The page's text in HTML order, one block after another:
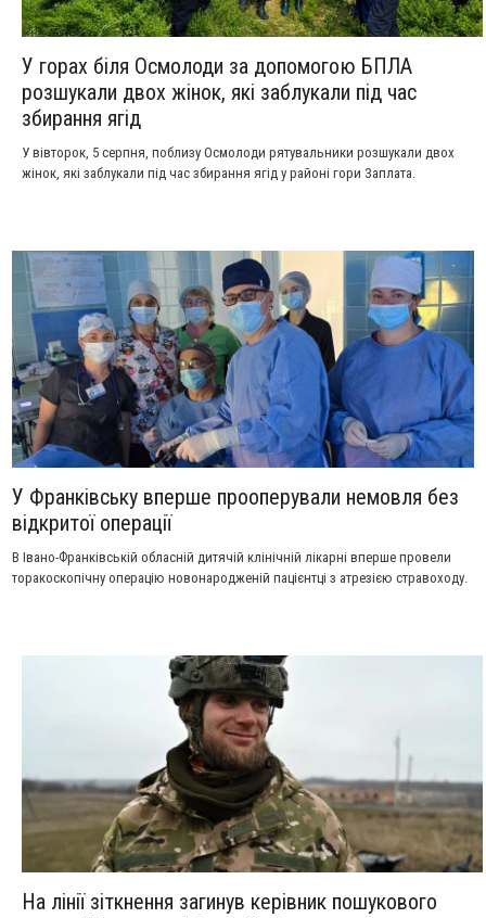
У горах біля Осмолоди за допомогою БПЛА
розшукали двох жінок, які заблукали під час
збирання ягід
У вівторок, 5 серпня, поблизу Осмолоди рятувальники розшукали двох
жінок, які заблукали під час збирання ягід у районі гори Заплата.
У Франківську вперше прооперували немовля без
відкритої операції
В Івано-Франківській обласній дитячій клінічній лікарні вперше провели
торакоскопічну операцію новонародженій пацієнтці з атрезією стравоходу.
На лінії зіткнення загинув керівник пошукового